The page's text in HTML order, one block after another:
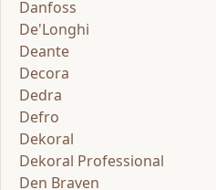
Danfoss
De'Longhi
Deante
Decora
Dedra
Defro
Dekoral
Dekoral Professional
Den Braven